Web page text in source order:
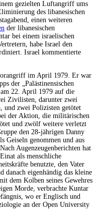
gezielten Luftangriff ums
des libanesischen
einen weiteren
der libanesischen
bei einem israelischen
habe Israel den
Israel kommentierte
im April 1979. Er war
der „Palästinensischen
22. April 1979 auf die
Zivilisten, darunter zwei
und zwei Polizisten getötet
der Aktion, die militärischen
und zwölf weitere verletzt
den 28-jährigen Danny
Geiseln genommen und aus
Augenzeugenberichten hat
als menschliche
benutzte, den Vater
danach eigenhändig das kleine
dem Kolben seines Gewehres
Morde, verbrachte Kuntar
wo er Englisch und
an der Open University